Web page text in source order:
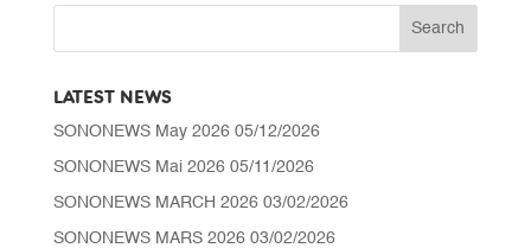
LATEST NEWS
SONONEWS May 2026 05/12/2026
SONONEWS Mai 2026 05/11/2026
SONONEWS MARCH 2026 03/02/2026
SONONEWS MARS 2026 03/02/2026